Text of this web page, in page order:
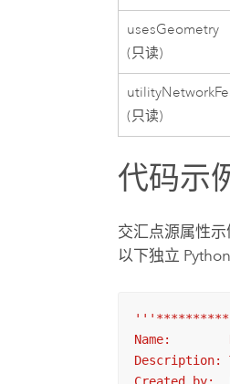
usesGeometry
(只读)
(只读)
代码示
交汇点源属性示
以下独立
Name:
Created by: